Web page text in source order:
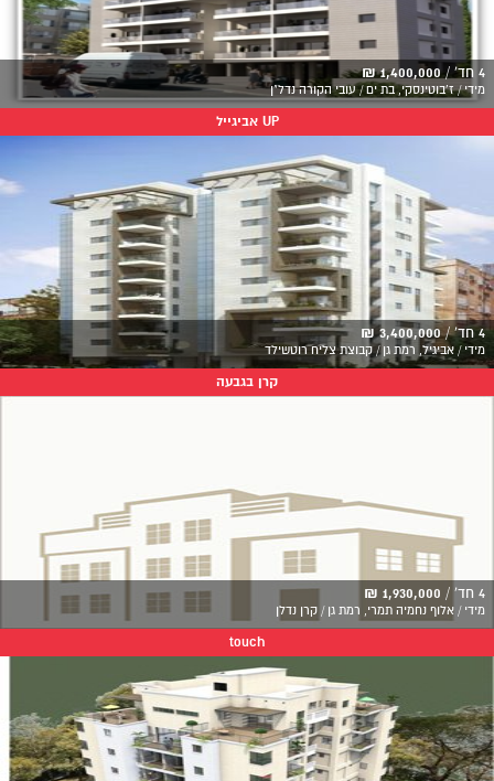
4 חד' / 1,400,000 ₪
מידי / ז'בוטינסקי, בת ים / עובי הקורה נדל"ן
UP אביגייל
4 חד' / 3,400,000 ₪
מידי / אביגיל, רמת גן / קבוצת צליח רוטשילד
קרן בגבעה
4 חד' / 1,930,000 ₪
מידי / אלוף נחמיה תמרי, רמת גן / קרן נדלן
touch